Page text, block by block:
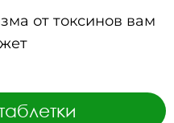
от токсинов вам